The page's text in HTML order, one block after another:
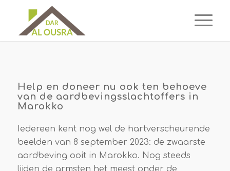
Help en doneer nu ook ten behoeve
van de aardbevingsslachtoffers in
Marokko
Iedereen kent nog wel de hartverscheurende
beelden van 8 september 2023: de zwaarste
aardbeving ooit in Marokko. Nog steeds
lijden de armsten het meest onder de